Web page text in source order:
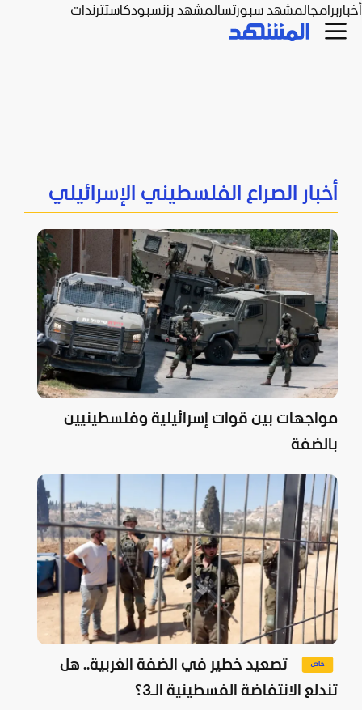
أخباربرامجالمشهد سبورتسالمشهد بزنسبودكاستترندات
أخبار الصراع الفلسطيني الإسرائيلي
مواجهات بين قوات إسرائيلية وفلسطينيين
بالضفة
تصعيد خطير في الضفة الغربية.. هل
تندلع الانتفاضة الفسطينية الـ3؟